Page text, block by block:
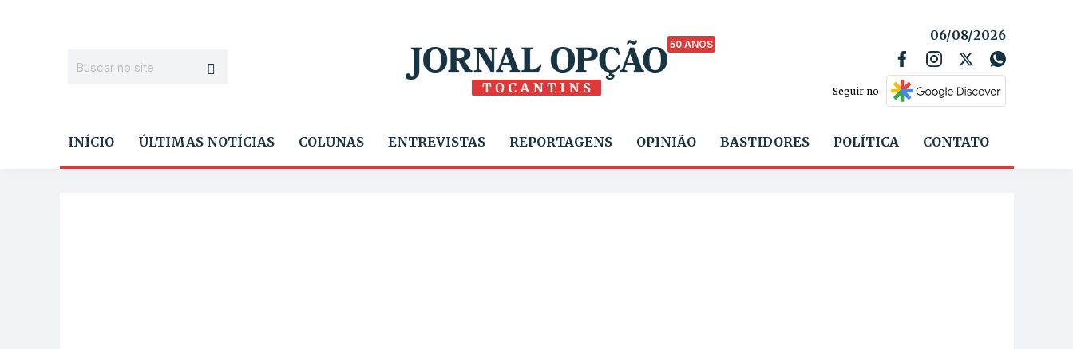
50 ANOS
06/08/2026
Seguir no
INÍCIO ÚLTIMAS NOTÍCIAS COLUNAS ENTREVISTAS REPORTAGENS OPINIÃO BASTIDORES POLÍTICA CONTATO